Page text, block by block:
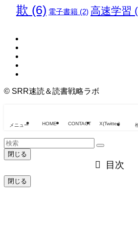
欺 (6) 電子書籍(2) 高速学習
© SRR速読＆読書戦略ラボ
メニュー HOME CONTACT X(Twitter)
閉じる
目次
閉じる